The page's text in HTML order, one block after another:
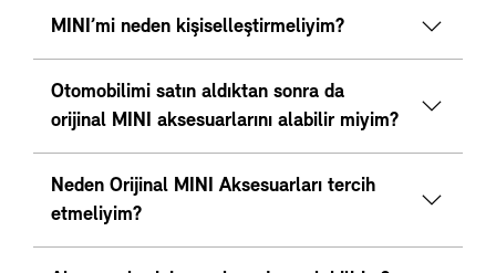
MINI’mi neden kişiselleştirmeliyim?
Otomobilimi satın aldıktan sonra da
orijinal MINI aksesuarlarını alabilir miyim?
Neden Orijinal MINI Aksesuarları tercih
etmeliyim?